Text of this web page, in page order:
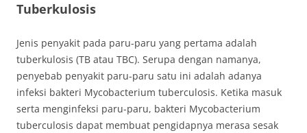
Tuberkulosis
Jenis penyakit pada paru-paru yang pertama adalah
tuberkulosis (TB atau TBC). Serupa dengan namanya,
penyebab penyakit paru-paru satu ini adalah adanya
infeksi bakteri Mycobacterium tuberculosis. Ketika masuk
serta menginfeksi paru-paru, bakteri Mycobacterium
tuberculosis dapat membuat pengidapnya merasa sesak